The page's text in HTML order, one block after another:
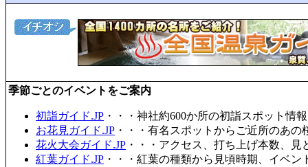
季節ごとのイベントをご案内
初詣ガイド.JP ・・・神社約600か所の初詣スポット情
お花見ガイド.JP ・・・有名スポットからご近所のあ
花火大会ガイド.JP ・・・アクセス、打ち上げ本数、
紅葉ガイド.JP ・・・紅葉の種類から見頃時期、イベ